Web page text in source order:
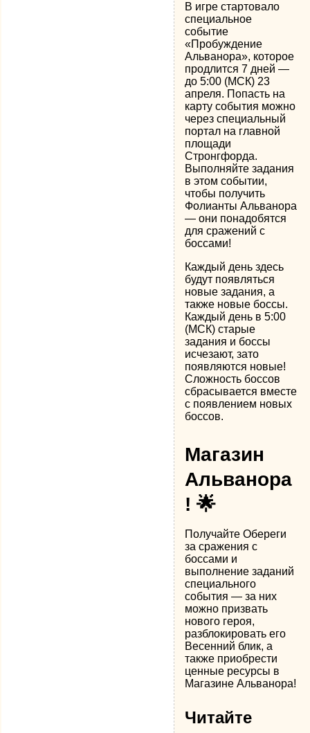
В игре стартовало
специальное
событие
«Пробуждение
Альванора», которое
продлится 7 дней —
до 5:00 (МСК) 23
апреля. Попасть на
карту события можно
через специальный
портал на главной
площади
Стронгфорда.
Выполняйте задания
в этом событии,
чтобы получить
Фолианты Альванора
— они понадобятся
для сражений с
боссами!
Каждый день здесь
будут появляться
новые задания, а
также новые боссы.
Каждый день в 5:00
(МСК) старые
задания и боссы
исчезают, зато
появляются новые!
Сложность боссов
сбрасывается вместе
с появлением новых
боссов.
Магазин
Альванора
! 🌟
Получайте Обереги
за сражения с
боссами и
выполнение заданий
специального
события — за них
можно призвать
нового героя,
разблокировать его
Весенний блик, а
также приобрести
ценные ресурсы в
Магазине Альванора!
Читайте